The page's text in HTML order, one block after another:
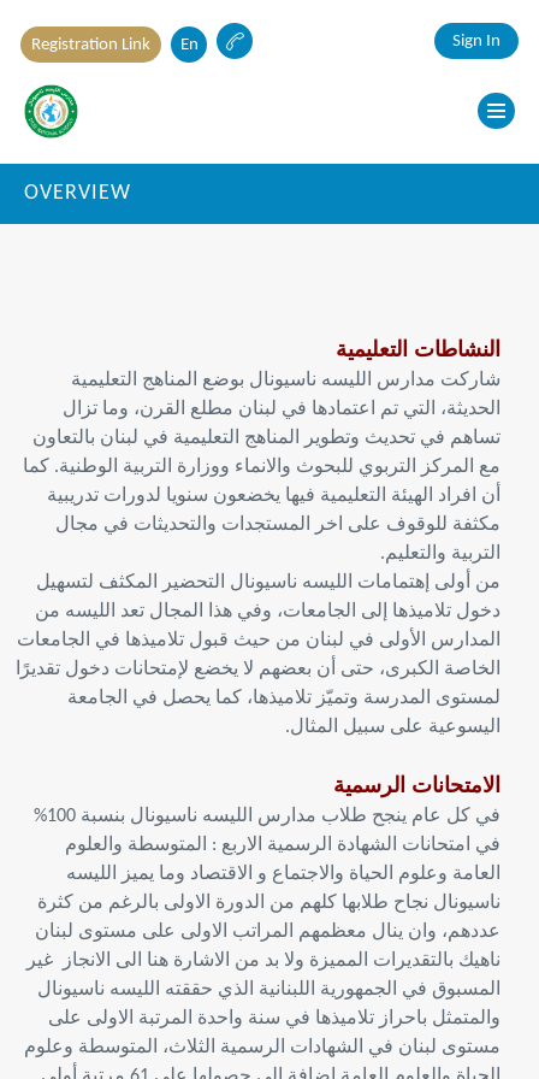
Registration Link En Sign In
OVERVIEW
النشاطات التعليمية
شاركت مدارس الليسه ناسيونال بوضع المناهج التعليمية
الحديثة، التي تم اعتمادها في لبنان مطلع القرن، وما تزال
تساهم في تحديث وتطوير المناهج التعليمية في لبنان بالتعاون
مع المركز التربوي للبحوث والانماء ووزارة التربية الوطنية. كما
أن افراد الهيئة التعليمية فيها يخضعون سنويا لدورات تدريبية
مكثفة للوقوف على اخر المستجدات والتحديثات في مجال
التربية والتعليم.
من أولى إهتمامات الليسه ناسيونال التحضير المكثف لتسهيل
دخول تلاميذها إلى الجامعات، وفي هذا المجال تعد الليسه من
المدارس الأولى في لبنان من حيث قبول تلاميذها في الجامعات
الخاصة الكبرى، حتى أن بعضهم لا يخضع لإمتحانات دخول تقديرًا
لمستوى المدرسة وتميّز تلاميذها، كما يحصل في الجامعة
اليسوعية على سبيل المثال.
الامتحانات الرسمية
في كل عام ينجح طلاب مدارس الليسه ناسيونال بنسبة 100%
في امتحانات الشهادة الرسمية الاربع : المتوسطة والعلوم
العامة وعلوم الحياة والاجتماع و الاقتصاد وما يميز الليسه
ناسيونال نجاح طلابها كلهم من الدورة الاولى بالرغم من كثرة
عددهم، وان ينال معظمهم المراتب الاولى على مستوى لبنان
ناهيك بالتقديرات المميزة ولا بد من الاشارة هنا الى الانجاز غير
المسبوق في الجمهورية اللبنانية الذي حققته الليسه ناسيونال
والمتمثل باحراز تلاميذها في سنة واحدة المرتبة الاولى على
مستوى لبنان في الشهادات الرسمية الثلاث، المتوسطة وعلوم